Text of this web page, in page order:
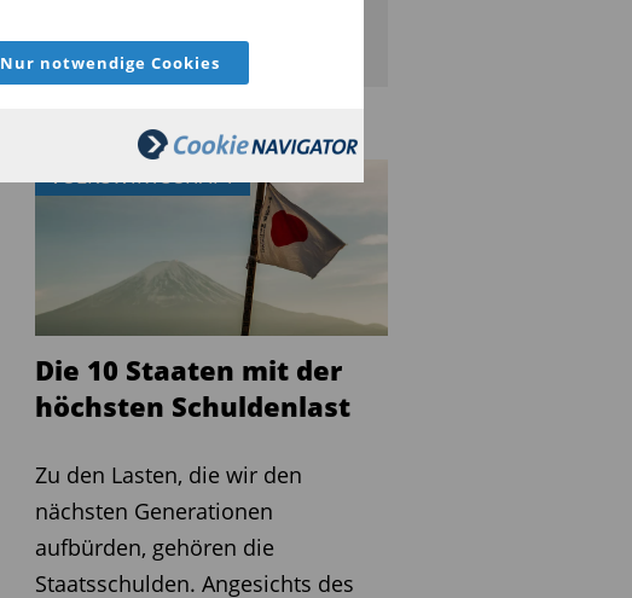
Nur notwendige Cookies
Die 10 Staaten mit der
höchsten Schuldenlast
Zu den Lasten, die wir den
nächsten Generationen
aufbürden, gehören die
Staatsschulden. Angesichts des